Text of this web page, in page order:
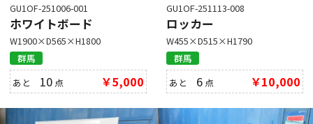
GU1OF-251006-001
ホワイトボード
W1900×D565×H1800
群馬
あと 10 点 ￥5,000
GU1OF-251113-008
ロッカー
W455×D515×H1790
群馬
あと 6 点 ￥10,000